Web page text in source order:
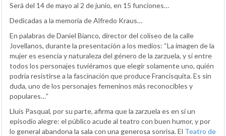
Será del 14 de mayo al 2 de junio, en 15 funciones…
Dedicadas a la memoria de Alfredo Kraus…
En palabras de Daniel Bianco, director del coliseo de la calle
Jovellanos, durante la presentación a los medios: “La imagen de la
mujer es esencia y naturaleza del género de la zarzuela, y si entre
todos los personajes tuviéramos que elegir solamente uno, quién
podría resistirse a la fascinación que produce Francisquita. Es sin
duda, uno de los personajes femeninos más reconocibles y
populares…”
Lluís Pasqual, por su parte, afirma que la zarzuela es en sí un
episodio alegre: el público acude al teatro con buen humor, y por
lo general abandona la sala con una generosa sonrisa. El Teatro de